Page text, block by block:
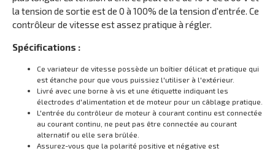
la tension de sortie est de 0 à 100% de la tension d'entrée. Ce
contrôleur de vitesse est assez pratique à régler.
Spécifications :
Ce variateur de vitesse possède un boîtier délicat et pratique qui
est étanche pour que vous puissiez l'utiliser à l'extérieur.
Livré avec une borne à vis et une étiquette indiquant les
électrodes d'alimentation et de moteur pour un câblage pratique.
L'entrée du contrôleur de moteur à courant continu est connectée
au courant continu, ne peut pas être connectée au courant
alternatif ou elle sera brûlée.
Assurez-vous que la polarité positive et négative est